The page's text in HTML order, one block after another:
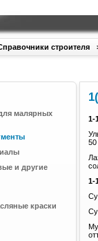
строителя
1-
50
1-
малярных
и другие
краски